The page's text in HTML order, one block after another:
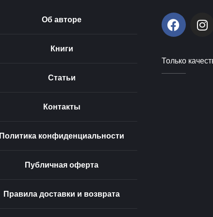
Об авторе
Книги
Статьи
Контакты
Политика конфиденциальности
Публичная оферта
Правила доставки и возврата
F
a
b
I
n
a
Только